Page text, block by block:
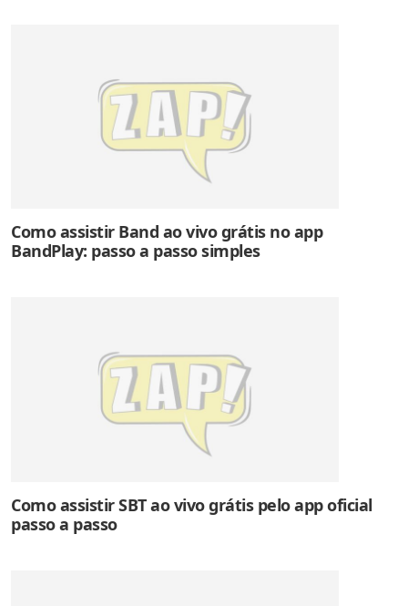
Como assistir Band ao vivo grátis no app
BandPlay: passo a passo simples
Como assistir SBT ao vivo grátis pelo app oficial
passo a passo